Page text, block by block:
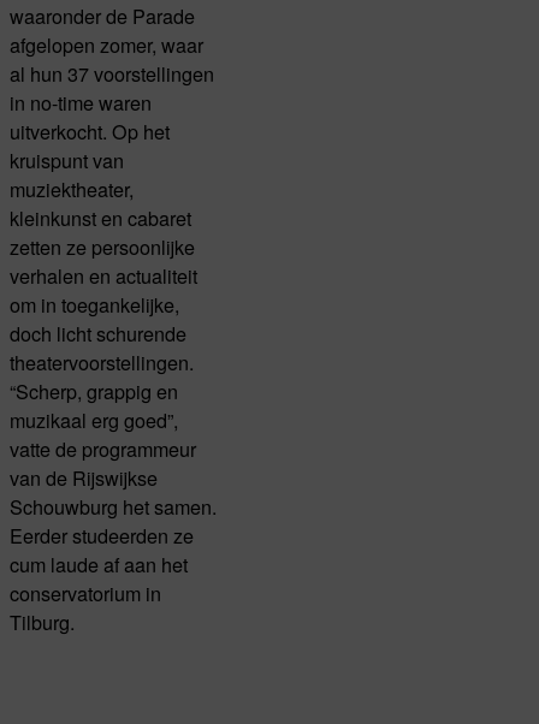
waaronder de Parade
afgelopen zomer, waar
al hun 37 voorstellingen
in no-time waren
uitverkocht. Op het
kruispunt van
muziektheater,
kleinkunst en cabaret
zetten ze persoonlijke
verhalen en actualiteit
om in toegankelijke,
doch licht schurende
theatervoorstellingen.
“Scherp, grappig en
muzikaal erg goed”,
vatte de programmeur
van de Rijswijkse
Schouwburg het samen.
Eerder studeerden ze
cum laude af aan het
conservatorium in
Tilburg.